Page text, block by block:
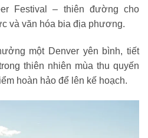
Festival – thiên đường cho
và văn hóa bia địa phương.
một Denver yên bình, tiết
thiên nhiên mùa thu quyến
hoàn hảo để lên kế hoạch.